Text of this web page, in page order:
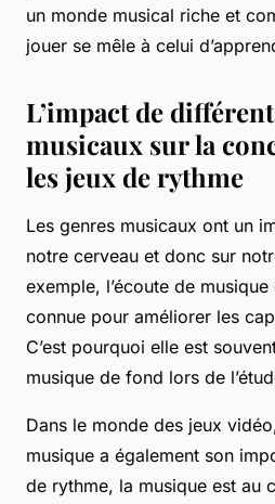
un monde musical riche et
jouer se mêle à celui
L’impact de
musicaux sur la
les jeux de rythme
Les genres musicaux ont un
notre cerveau et donc sur
exemple, l’écoute de
connue pour améliorer les
C’est pourquoi elle est
musique de fond lors de
Dans le monde des jeux
musique a également son
de rythme, la musique est au